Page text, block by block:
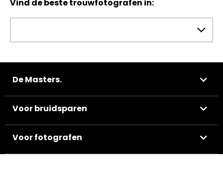
Vind de beste trouwfotografen in:
De Masters.
Voor bruidsparen
Voor fotografen